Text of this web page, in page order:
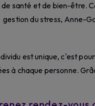
de santé et de bien-être.
gestion du stress, Anne-
est unique, c'est
à chaque personne.